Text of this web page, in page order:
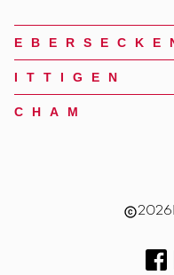
ITTIGEN
CHAM
copyright2026